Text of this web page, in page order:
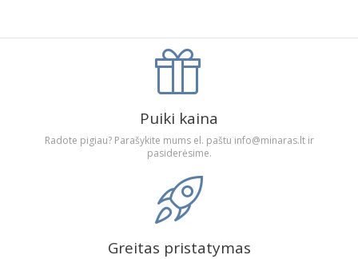
Puiki kaina
Radote pigiau? Parašykite mums el. paštu info@minaras.lt ir
pasiderėsime.
Greitas pristatymas